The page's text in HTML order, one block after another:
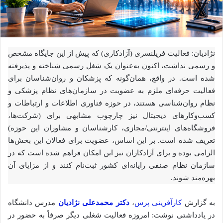
نژادیان: فعالیت فریلنسری (آزادکاری) که پیش از این جایگاه مشخص
و رسمی نداشت، اکنون به‌عنوان یک شغل رسمی شناخته و پذیرفته
شده است. در واقع، همان‌گونه که پزشکان و روان‌شناسان برای
فعالیت حرفه‌ای ملزم به عضویت در سازمان‌های نظام پزشکی و
نظام روان‌شناسی هستند، در حوزه فناوری اطلاعات و ارتباطات و
کسب‌وکارهای دیجیتال نیز چارچوب مشابهی برای (شرکت‌ها،
فروشگاه‌های اینترنتی/مجازی، کارشناسان و مشاوران این حوزه)
تعریف شده است. بر این اساس، عضویت برای فعالان این بخش‌ها
الزامی بوده و برای آزادکاران نیز این امکان فراهم شده است که در
سازمان نظام صنفی رایانه‌ای کشور ثبت‌نام کنند و از مزایای آن
بهره‌مند شوند.
به گزارشکارآفرینی پرس،دکتر محمدعلی نژادیان مدرس دانشگاه
در یادداشتی نوشت: امروزه فعالیت شغلی دیگر صرفاً به حضور در